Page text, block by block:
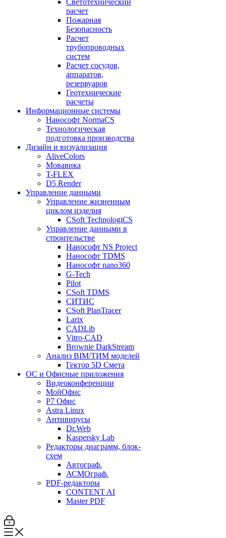
Светотехнический
расчет
Пожарная
Безопасность
Расчет
трубопроводных
систем
Расчет сосудов,
аппаратов,
резервуаров
Геотехнические
расчеты
Информационные системы
Нанософт NormaCS
Технологическая
подготовка производства
Дизайн и визуализация
AliveColors
Мовавика
T-FLEX
D5 Render
Управление данными
Управление жизненным
циклом изделия
CSoft TechnologiCS
Управление данными в
строительстве
Нанософт NS Project
Нанософт TDMS
Нанософт nano360
G-Tech
Pilot
CSoft TDMS
СИТИС
CSoft PlanTracer
Larix
CADLib
Vitro-CAD
Brownie DarkStream
Анализ BIM/ТИМ моделей
Гектор 5D Смета
ОС и Офисные приложения
Видеоконференции
МойОфис
P7 Офис
Astra Linux
Антивирусы
Dr.Web
Kaspersky Lab
Редакторы диаграмм, блок-
схем
Автограф.
АСМОграф.
PDF-редакторы
CONTENT AI
Master PDF